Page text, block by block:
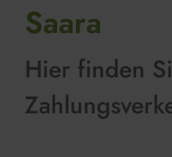
Saara
Hier finden